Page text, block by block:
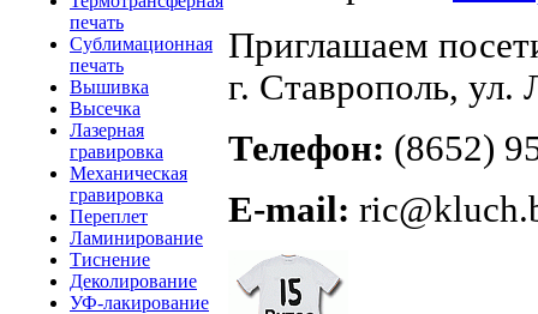
печать
Сублимационная
печать
Вышивка
Высечка
Лазерная
гравировка
Механическая
гравировка
Переплет
Ламинирование
Тиснение
Деколирование
УФ-лакирование
Приглашаем
г. Ставрополь,
Телефон: (8652)
E-mail: